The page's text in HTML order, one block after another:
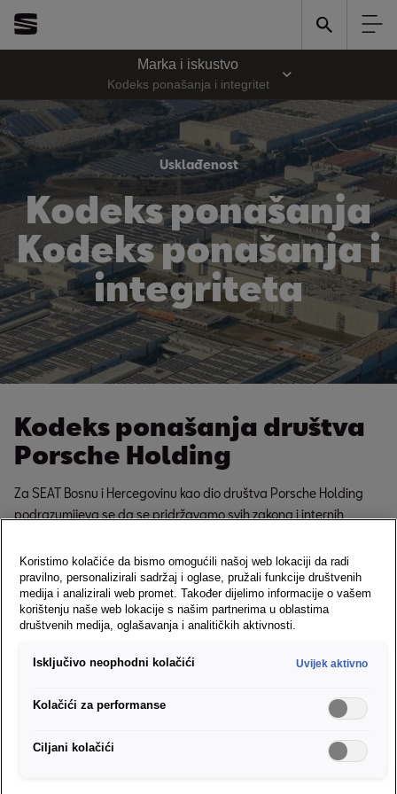
Marka i iskustvo
Kodeks ponašanja i integritet
Usklađenost
Kodeks ponašanja
Kodeks ponašanja i
integriteta
Kodeks ponašanja društva
Porsche Holding
Za SEAT Bosnu i Hercegovinu kao dio društva Porsche Holding
podrazumijeva se da se pridržavamo svih zakona i internih
poslovne partnere i kao član društva. U to se također ubraja
ustrajnost kada je u pitanju promicanje ispravnih načela i
principa.
Što je usklađenost?
internih regulativa. Usklađenost predstavlja pravni okvir s ciljem
Integritet znači činiti pravu stvar iz vlastitog i osobnog uvjerenja –
u odgovornosti za poduzeće, poslovne partnere i kao član
Koristimo kolačiće da bismo omogućili našoj web lokaciji da radi
pravilno, personalizirali sadržaj i oglase, pružali funkcije društvenih
medija i analizirali web promet. Također dijelimo informacije o vašem
korištenju naše web lokacije s našim partnerima u oblastima
društvenih medija, oglašavanja i analitičkih aktivnosti.
Isključivo neophodni kolačići Uvijek aktivno
Kolačići za performanse
Ciljani kolačići